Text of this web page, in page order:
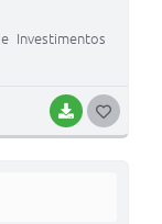
BAIXAR
Investimentos